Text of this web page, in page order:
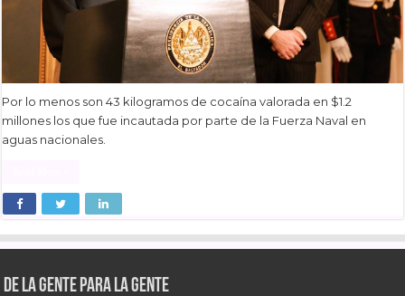
Por lo menos son 43 kilogramos de cocaína valorada en $1.2
millones los que fue incautada por parte de la Fuerza Naval en
aguas nacionales.
De la gente para la gente